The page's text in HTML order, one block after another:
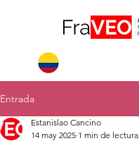
Entrada
Estanislao Cancino
14 may 2025 1 min de lectura